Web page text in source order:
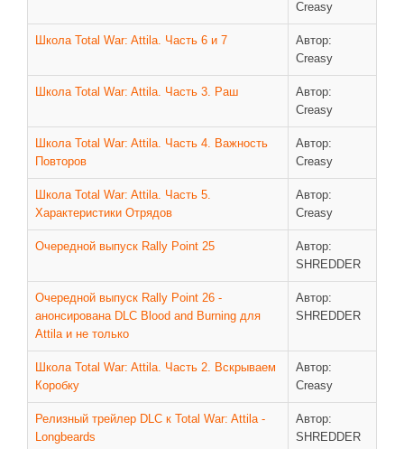
Creasy
Школа Total War: Attila. Часть 6 и 7
Автор:
Creasy
Школа Total War: Attila. Часть 3. Раш
Автор:
Creasy
Школа Total War: Attila. Часть 4. Важность
Повторов
Автор:
Creasy
Школа Total War: Attila. Часть 5.
Характеристики Отрядов
Автор:
Creasy
Очередной выпуск Rally Point 25
Автор:
SHREDDER
Очередной выпуск Rally Point 26 -
анонсирована DLC Blood and Burning для
Attila и не только
Автор:
SHREDDER
Школа Total War: Attila. Часть 2. Вскрываем
Коробку
Автор:
Creasy
Релизный трейлер DLC к Total War: Attila -
Longbeards
Автор:
SHREDDER